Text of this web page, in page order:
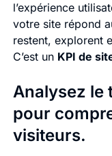
l’expérience
votre site répond
restent, explorent
C’est un KPI de
Analysez le
pour
visiteurs.